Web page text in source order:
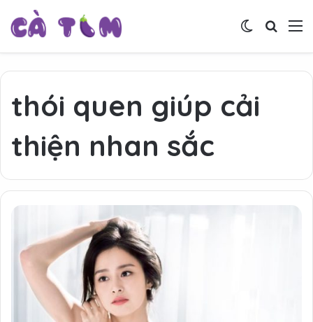
Tìm
Switch skin
thói quen giúp cải
thiện nhan sắc